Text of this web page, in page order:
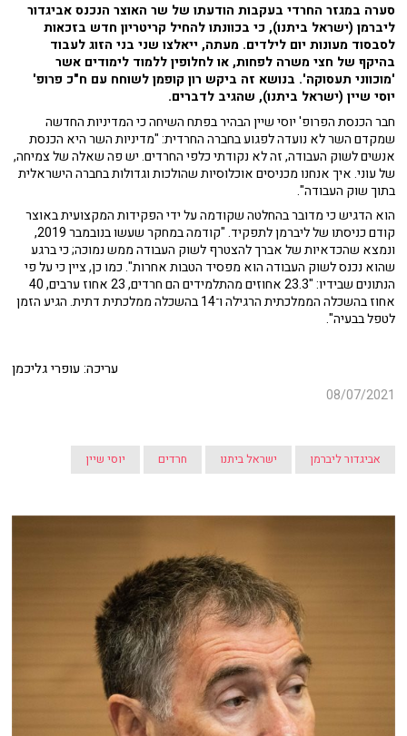
סערה במגזר החרדי בעקבות הודעתו של שר האוצר הנכנס אביגדור
ליברמן (ישראל ביתנו), כי בכוונתו להחיל קריטריון חדש בזכאות
לסבסוד מעונות יום לילדים. מעתה, ייאלצו שני בני הזוג לעבוד
בהיקף של חצי משרה לפחות, או לחלופין ללמוד לימודים אשר
'מוכווני תעסוקה'. בנושא זה ביקש רון קופמן לשוחח עם ח"כ פרופ'
יוסי שיין (ישראל ביתנו), שהגיב לדברים.
חבר הכנסת הפרופ' יוסי שיין הבהיר בפתח השיחה כי המדיניות החדשה
שמקדם השר לא נועדה לפגוע בחברה החרדית: "מדיניות השר היא הכנסת
אנשים לשוק העבודה, זה לא נקודתי כלפי החרדים. יש פה שאלה של צמיחה,
של עוני. איך אנחנו מכניסים אוכלוסיות שהולכות וגדולות בחברה הישראלית
בתוך שוק העבודה".
הוא הדגיש כי מדובר בהחלטה שקודמה על ידי הפקידות המקצועית באוצר
קודם כניסתו של ליברמן לתפקיד. "קודמה במחקר שעשו בנובמבר 2019,
ונמצא שהכדאיות של אברך להצטרף לשוק העבודה ממש נמוכה; כי ברגע
שהוא נכנס לשוק העבודה הוא מפסיד הטבות אחרות". כמו כן, ציין כי על פי
הנתונים שבידיו: "23.3 אחוזים מהתלמידים הם חרדים, 23 אחוז ערבים, 40
אחוז בהשכלה הממלכתית הרגילה ו־14 בהשכלה ממלכתית דתית. הגיע הזמן
לטפל בבעיה".
עריכה: עופרי גליכמן
08/07/2021
אביגדור ליברמן ישראל ביתנו חרדים יוסי שיין